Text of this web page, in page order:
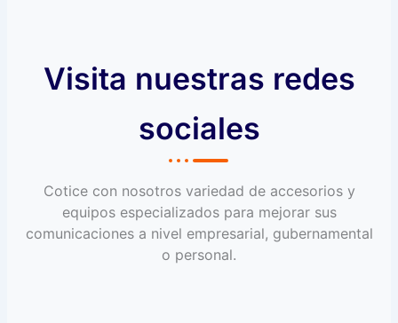
Visita nuestras redes
sociales
Cotice con nosotros variedad de accesorios y
equipos especializados para mejorar sus
comunicaciones a nivel empresarial, gubernamental
o personal.